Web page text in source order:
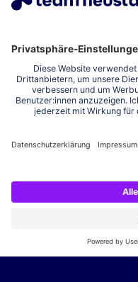
Wir entwickeln digitale
Fachkräfte in Kitas und